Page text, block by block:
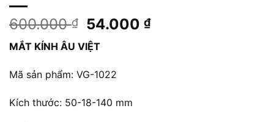
600.000₫
Giá
gốc
là:
600.000 ₫.
54.000₫Giá
MẮT KÍNH ÂU VIỆT
Mã sản phẩm: VG-1022
Kích thước: 50-18-140 mm